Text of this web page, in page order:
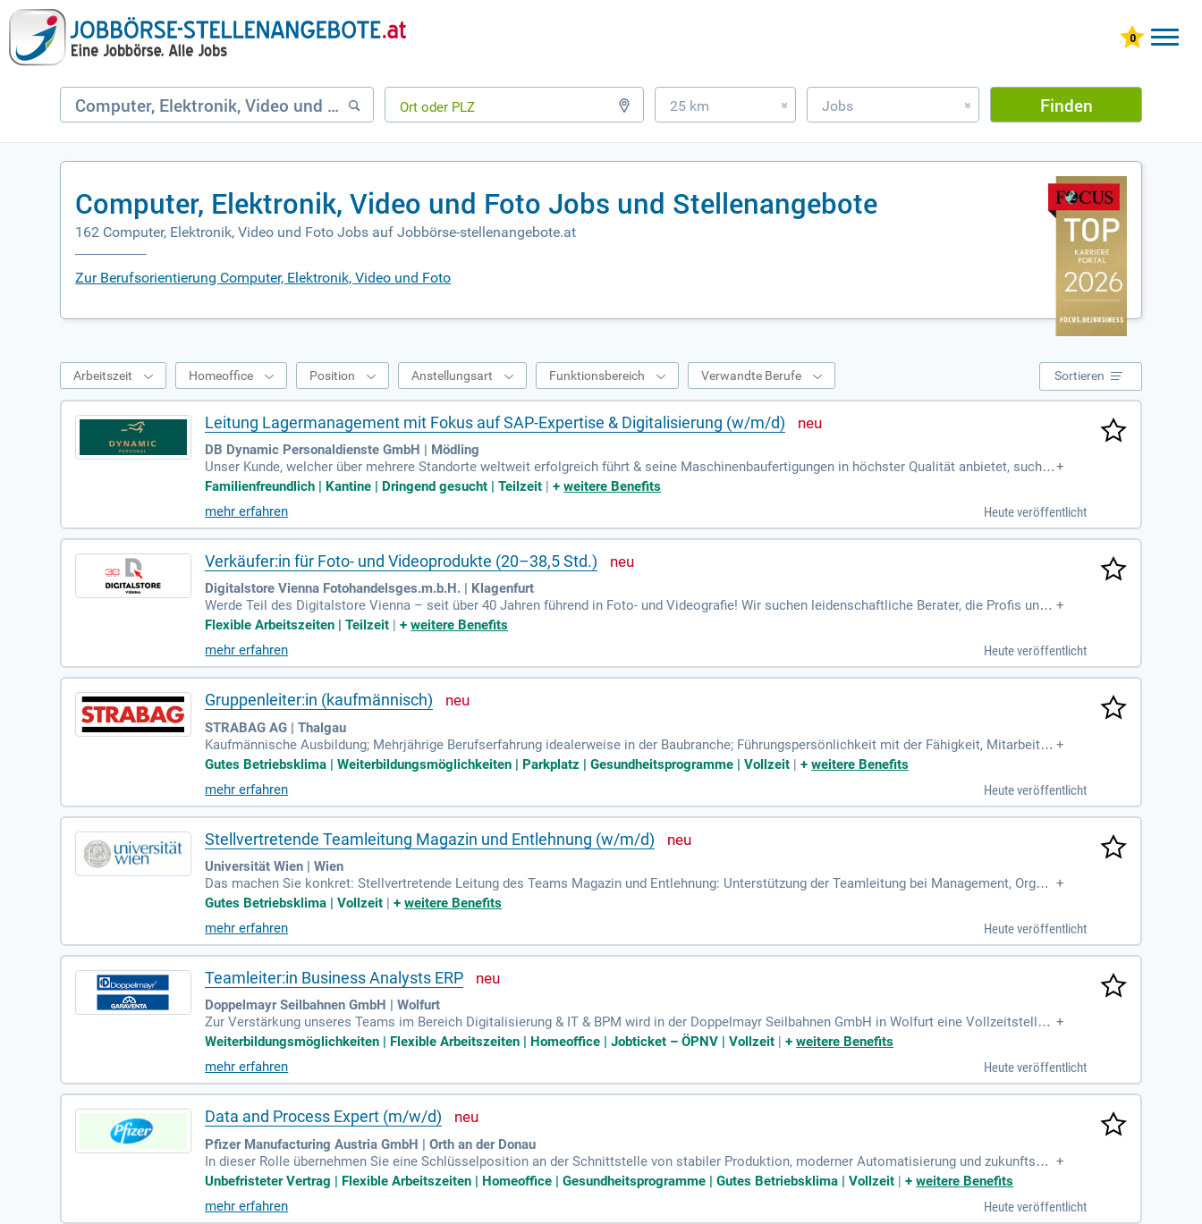
25 km » Jobs » Finden
Computer, Elektronik, Video und Foto Jobs und Stellenangebote
162 Computer, Elektronik, Video und Foto Jobs auf Jobbörse-stellenangebote.at
Zur Berufsorientierung Computer, Elektronik, Video und Foto
Arbeitszeit Homeoffice Position Anstellungsart Funktionsbereich Verwandte Berufe Sortieren
Leitung Lagermanagement mit Fokus auf SAP-Expertise & Digitalisierung (w/m/d)
DB Dynamic Personaldienste GmbH | Mödling
Unser Kunde, welcher über mehrere Standorte weltweit erfolgreich führt & seine Maschinenbaufertigungen in höchster Qualität anbietet, suche
n wir ab sofort im Bezirk Mödling eine/n: Lagermanagement mit Fokus auf SAP-Expertise & Digitalisierung (m/w/d):
+
Familienfreundlich | Kantine | Dringend gesucht | Teilzeit |+weitere Benefits
mehr erfahren
Heute veröffentlicht
Verkäufer:in für Foto- und Videoprodukte (20–38,5 Std.)
Digitalstore Vienna Fotohandelsges.m.b.H. | Klagenfurt
Werde Teil des Digitalstore Vienna – seit über 40 Jahren führend in Foto- und Videografie! Wir suchen leidenschaftliche Berater, die Profis und
Kreative bei ihrer Ausstattung mit Kameras, Objektiven und Zubehör unterstützen.
+
Flexible Arbeitszeiten | Teilzeit |+weitere Benefits
mehr erfahren
Heute veröffentlicht
Gruppenleiter:in (kaufmännisch)
STRABAG AG | Thalgau
Kaufmännische Ausbildung; Mehrjährige Berufserfahrung idealerweise in der Baubranche; Führungspersönlichkeit mit der Fähigkeit, Mitarbeite
r/Mitarbeiterinnen zu begeistern und zu binden; Sehr gute Kenntnisse im MS-Office, offen für moderne Arbeitsweisen, Digitalisierung
+
Gutes Betriebsklima | Weiterbildungsmöglichkeiten | Parkplatz | Gesundheitsprogramme | Vollzeit |+weitere Benefits
mehr erfahren
Heute veröffentlicht
Stellvertretende Teamleitung Magazin und Entlehnung (w/m/d)
Universität Wien | Wien
Das machen Sie konkret: Stellvertretende Leitung des Teams Magazin und Entlehnung: Unterstützung der Teamleitung bei Management, Organi
sation sowie der fachlichen und administrativen Personalführung Ansprechperson für die Anliegen des auf zwei Standorte
+
Gutes Betriebsklima | Vollzeit |+weitere Benefits
mehr erfahren
Heute veröffentlicht
Teamleiter:in Business Analysts ERP
Doppelmayr Seilbahnen GmbH | Wolfurt
Zur Verstärkung unseres Teams im Bereich Digitalisierung & IT & BPM wird in der Doppelmayr Seilbahnen GmbH in Wolfurt eine Vollzeitstelle
mit folgenden Aufgaben ausgeschrieben: Führung und Weiterentwicklung eines Teams von Business Analysts; Sicherstellung
+
Weiterbildungsmöglichkeiten | Flexible Arbeitszeiten | Homeoffice | Jobticket – ÖPNV | Vollzeit |+weitere Benefits
mehr erfahren
Heute veröffentlicht
Data and Process Expert (m/w/d)
Pfizer Manufacturing Austria GmbH | Orth an der Donau
In dieser Rolle übernehmen Sie eine Schlüsselposition an der Schnittstelle von stabiler Produktion, moderner Automatisierung und zukunftswe
isender Digitalisierung.
+
Unbefristeter Vertrag | Flexible Arbeitszeiten | Homeoffice | Gesundheitsprogramme | Gutes Betriebsklima | Vollzeit |+weitere Benefits
mehr erfahren
Heute veröffentlicht